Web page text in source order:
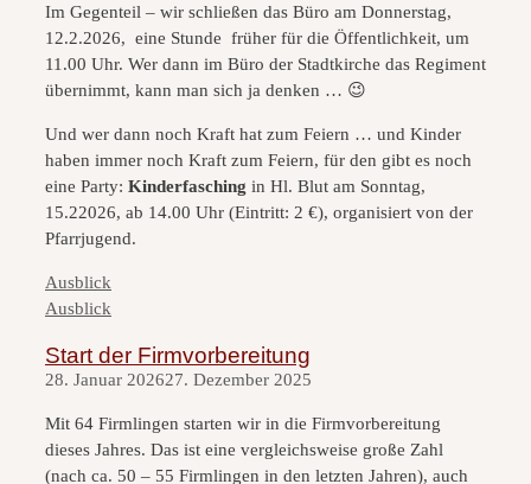
Im Gegenteil – wir schließen das Büro am Donnerstag,
12.2.2026, eine Stunde früher für die Öffentlichkeit, um
11.00 Uhr. Wer dann im Büro der Stadtkirche das Regiment
übernimmt, kann man sich ja denken … 😉
Und wer dann noch Kraft hat zum Feiern … und Kinder
haben immer noch Kraft zum Feiern, für den gibt es noch
eine Party: Kinderfasching in Hl. Blut am Sonntag,
15.22026, ab 14.00 Uhr (Eintritt: 2 €), organisiert von der
Pfarrjugend.
Kategorien
Ausblick
Kategorien
Ausblick
Start der Firmvorbereitung
28. Januar 202627. Dezember 2025
Mit 64 Firmlingen starten wir in die Firmvorbereitung
dieses Jahres. Das ist eine vergleichsweise große Zahl
(nach ca. 50 – 55 Firmlingen in den letzten Jahren), auch